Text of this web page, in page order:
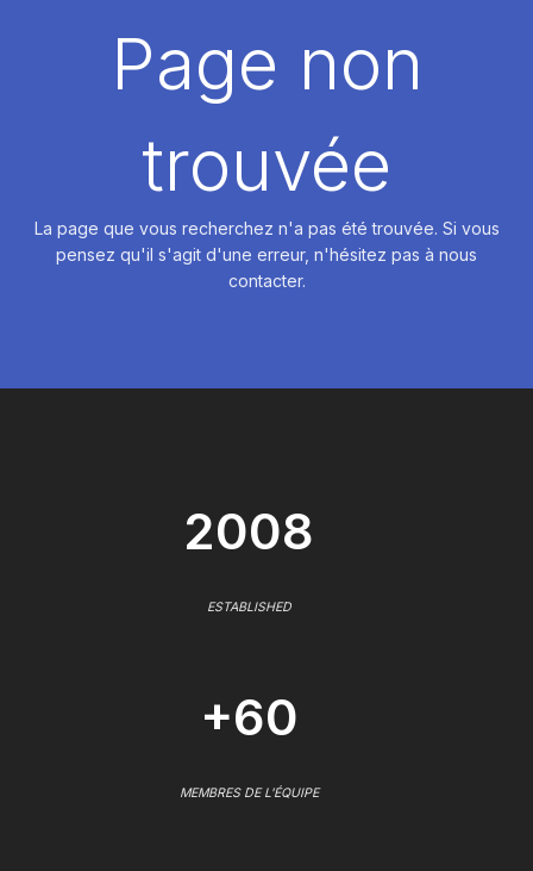
DÉMARRER
Page non
trouvée
La page que vous recherchez n'a pas été trouvée. Si vous
pensez qu'il s'agit d'une erreur, n'hésitez pas à nous
contacter.
2008
ESTABLISHED
+60
MEMBRES DE L'ÉQUIPE